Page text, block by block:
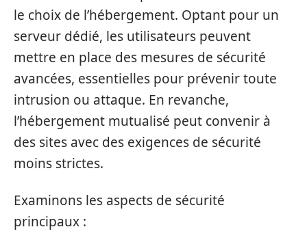
le choix de l’hébergement. Optant pour un
serveur dédié, les utilisateurs peuvent
mettre en place des mesures de sécurité
avancées, essentielles pour prévenir toute
intrusion ou attaque. En revanche,
l’hébergement mutualisé peut convenir à
des sites avec des exigences de sécurité
moins strictes.
Examinons les aspects de sécurité
principaux :